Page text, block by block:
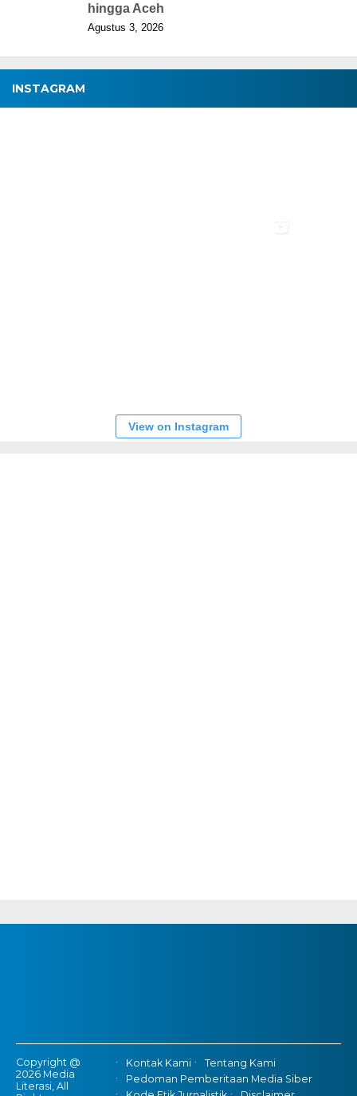
hingga Aceh
Agustus 3, 2026
INSTAGRAM
View on Instagram
Copyright @
2026 Media
Literasi, All
Kontak Kami
Tentang Kami
Pedoman Pemberitaan Media Siber